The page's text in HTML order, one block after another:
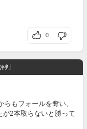
0
判
もフォールを奪い、
2本取らないと勝って